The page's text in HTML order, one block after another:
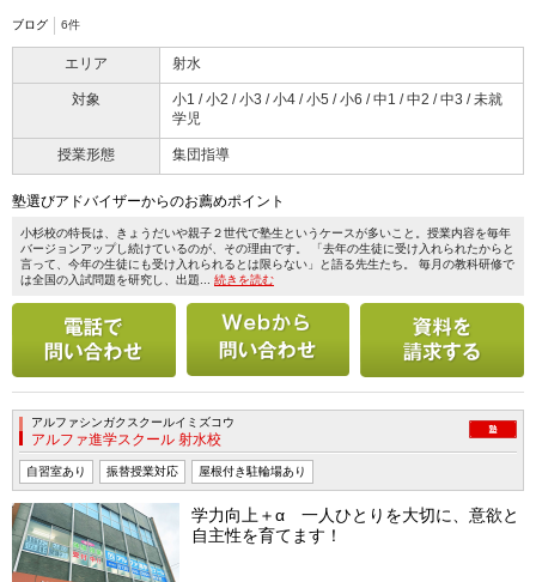
ブログ 6件
エリア 射水
対象
小1 / 小2 / 小3 / 小4 / 小5 / 小6 / 中1 / 中2 / 中3 / 未就
学児
授業形態 集団指導
塾選びアドバイザーからのお薦めポイント
小杉校の特長は、きょうだいや親子２世代で塾生というケースが多いこと。授業内容を毎年
バージョンアップし続けているのが、その理由です。 「去年の生徒に受け入れられたからと
言って、今年の生徒にも受け入れられるとは限らない」と語る先生たち。 毎月の教科研修で
は全国の入試問題を研究し、出題... 続きを読む
電話で問い合わせるメールで問い合わせ
アルファシンガクスクールイミズコウ
アルファ進学スクール 射水校
自習室あり 振替授業対応 屋根付き駐輪場あり
学力向上＋α 一人ひとりを大切に、意欲と
自主性を育てます！